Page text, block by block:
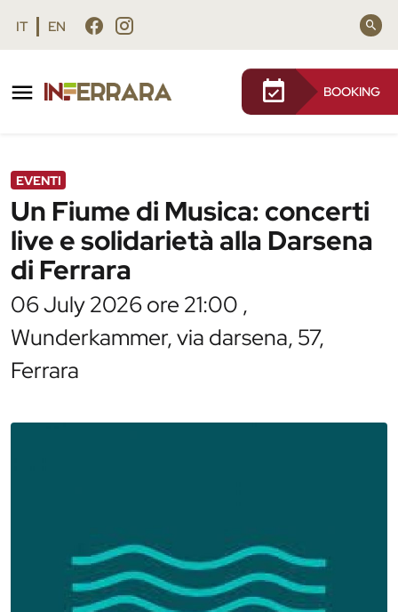
Vai al contenuto principale
Vai al footer
IT EN
BOOKING
Un Fiume di Musica: concerti live e
EVENTI
Un Fiume di Musica: concerti
live e solidarietà alla Darsena
di Ferrara
06 July 2026 ore 21:00 ,
Wunderkammer, via darsena, 57,
Ferrara